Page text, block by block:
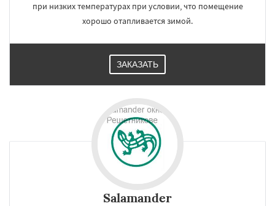
при низких температурах при условии, что помещение
хорошо отапливается зимой.
ЗАКАЗАТЬ
Salamander